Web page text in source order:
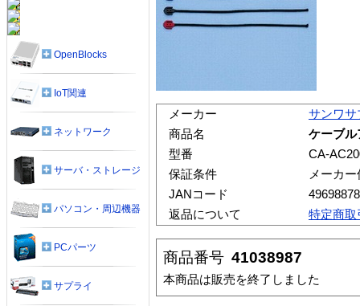
メーカー
サンワサ
商品名
ケーブ
型番
CA-
保証条件
メーカ
JANコード
返品について
特定商取
商品番号 41038987
本商品は販売を終了しました
OpenBlocks
IoT関連
ネットワーク
サーバ・ストレージ
パソコン・周辺機器
PCパーツ
サプライ